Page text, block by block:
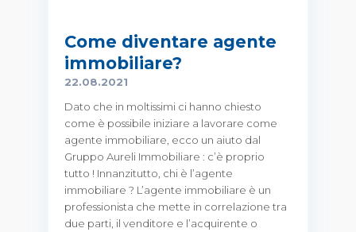
Come diventare agente
immobiliare?
22.08.2021
Dato che in moltissimi ci hanno chiesto
come è possibile iniziare a lavorare come
agente immobiliare, ecco un aiuto dal
Gruppo Aureli Immobiliare : c’è proprio
tutto ! Innanzitutto, chi è l’agente
immobiliare ? L’agente immobiliare è un
professionista che mette in correlazione tra
due parti, il venditore e l’acquirente o